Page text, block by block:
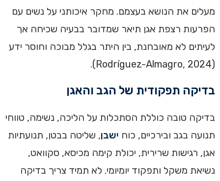
מעלים את הנושא בעצמם. מחקר איכותני על נשים עם
הפרעות רצפת אגן תיאר שמדובר בבעיה שכיחה אך
לעיתים לא מאובחנת, בין היתר בגלל מבוכה וחוסר ידע
(Rodríguez-Almagro, 2024).
בדיקה תפקודית של הגב והאגן
בדיקה טובה כוללת הסתכלות על הליכה, נשימה, טווחי
תנועה בגב ובירכיים, כוח ישבן, שליטה בבטן, תנועתיות
אגן, רגישות שרירית, יכולת קימה מכיסא, סקוואט,
נשיאת משקל ותפקוד יומיומי. לא תמיד צריך בדיקה